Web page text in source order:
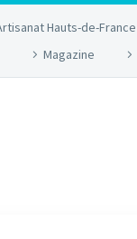
Hauts-de-France
Magazine